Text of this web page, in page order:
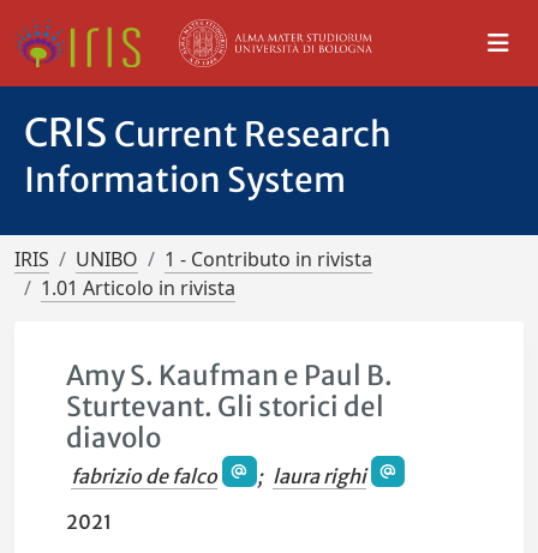
CRIS Current Research
Information System
IRIS UNIBO
1 - Contributo in rivista
1.01 Articolo in rivista
Amy S. Kaufman e Paul B.
Sturtevant. Gli storici del
diavolo
fabrizio de falco ; laura righi
2021